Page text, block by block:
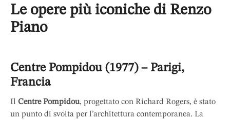
Le opere più iconiche di Renzo
Piano
Centre Pompidou (1977) – Parigi,
Francia
Il Centre Pompidou, progettato con Richard Rogers, è stato
un punto di svolta per l’architettura contemporanea. La